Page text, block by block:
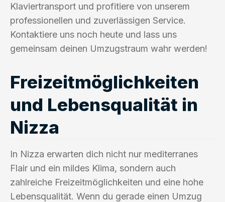
Klaviertransport und profitiere von unserem
professionellen und zuverlässigen Service.
Kontaktiere uns noch heute und lass uns
gemeinsam deinen Umzugstraum wahr werden!
Freizeitmöglichkeiten
und Lebensqualität in
Nizza
In Nizza erwarten dich nicht nur mediterranes
Flair und ein mildes Klima, sondern auch
zahlreiche Freizeitmöglichkeiten und eine hohe
Lebensqualität. Wenn du gerade einen Umzug